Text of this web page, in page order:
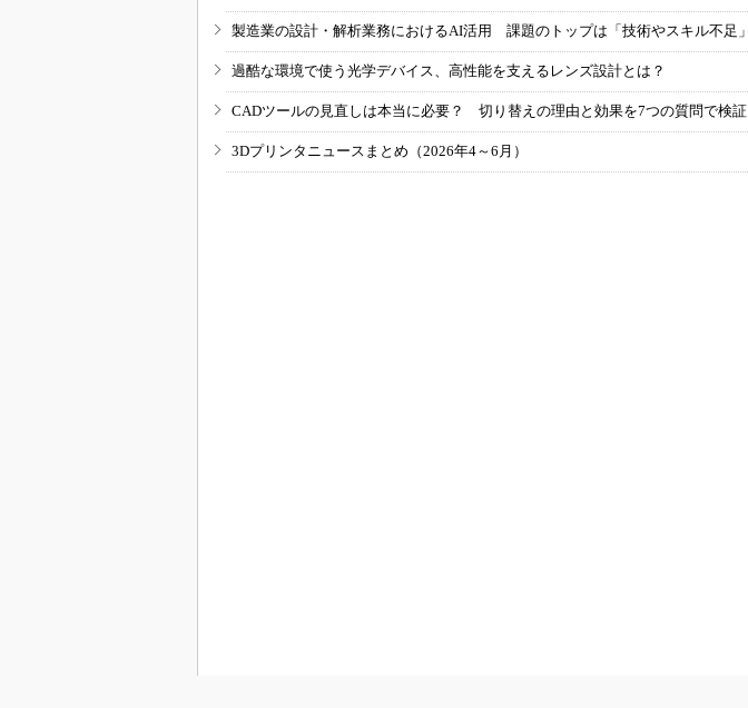
製造業の設計・解析業務におけるAI活用 課題のトップは「技術やスキル不足」
過酷な環境で使う光学デバイス、高性能を支えるレンズ設計とは？
CADツールの見直しは本当に必要？ 切り替えの理由と効果を7つの質問で検証
3Dプリンタニュースまとめ（2026年4～6月）